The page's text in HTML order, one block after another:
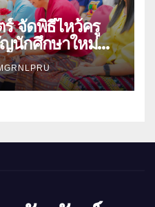
จัดพิธีไหว้ครู
นักศึกษาใหม่